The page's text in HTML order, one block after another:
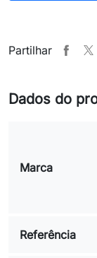
Partilhar
Dados do
Marca
Referência